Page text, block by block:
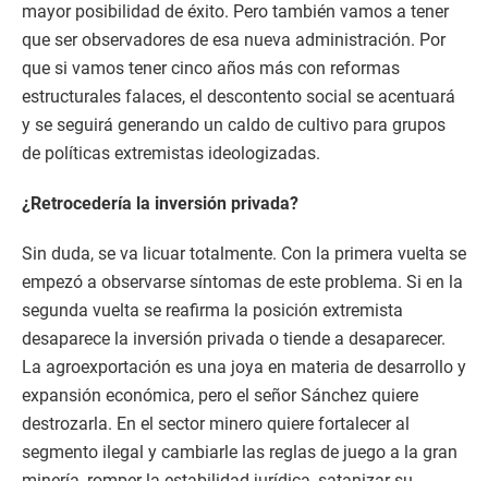
mayor posibilidad de éxito. Pero también vamos a tener
que ser observadores de esa nueva administración. Por
que si vamos tener cinco años más con reformas
estructurales falaces, el descontento social se acentuará
y se seguirá generando un caldo de cultivo para grupos
de políticas extremistas ideologizadas.
¿Retrocedería la inversión privada?
Sin duda, se va licuar totalmente. Con la primera vuelta se
empezó a observarse síntomas de este problema. Si en la
segunda vuelta se reafirma la posición extremista
desaparece la inversión privada o tiende a desaparecer.
La agroexportación es una joya en materia de desarrollo y
expansión económica, pero el señor Sánchez quiere
destrozarla. En el sector minero quiere fortalecer al
segmento ilegal y cambiarle las reglas de juego a la gran